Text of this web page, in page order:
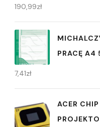
190,99zł
PRACĘ
7,41zł
ACER